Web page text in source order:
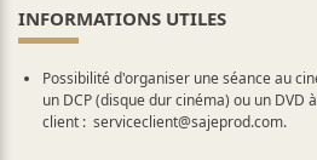
INFORMATIONS UTILES
Possibilité d'organiser une séance au
un DCP (disque dur cinéma) ou un DVD
client : serviceclient@sajeprod.com.